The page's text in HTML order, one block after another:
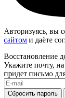
Авторизуясь, вы
сайтом и даёте
Восстановление
Укажите почту,
придет письмо
Сбросить пароль